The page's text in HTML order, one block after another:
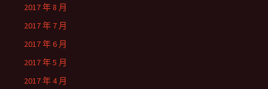
2017 年 8 月
2017 年 7 月
2017 年 6 月
2017 年 5 月
2017 年 4 月